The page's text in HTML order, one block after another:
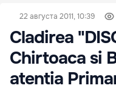
22 августа 2011, 10:39
Cladirea
Chirtoaca si
atentia